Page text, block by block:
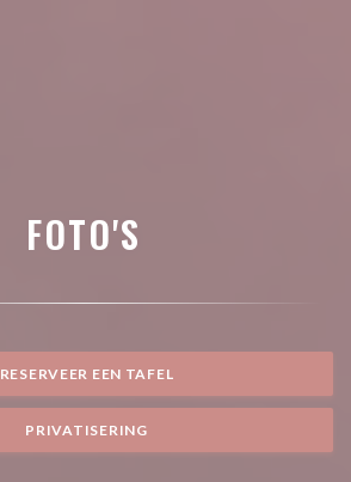
FOTO'S
RESERVEER EEN TAFEL
PRIVATISERING